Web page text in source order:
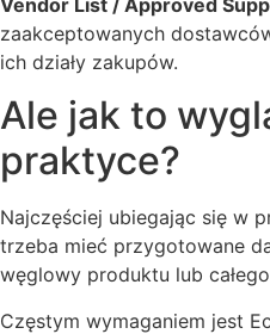
Vendor List / Approved
zaakceptowanych
ich działy zakupów.
Ale jak to
praktyce?
Najczęściej ubiegając się w
trzeba mieć przygotowane
węglowy produktu lub
Częstym wymaganiem jest